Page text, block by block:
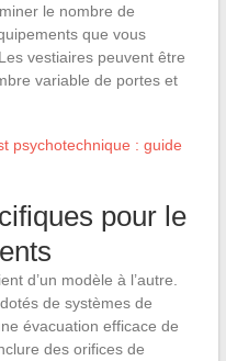
le nombre de
que vous
vestiaires peuvent être
variable de portes et
psychotechnique : guide
pour le
d’un modèle à l’autre.
de systèmes de
évacuation efficace de
des orifices de